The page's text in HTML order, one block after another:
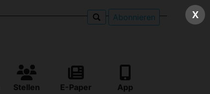
Abonnieren
Stellen E-Paper App
X